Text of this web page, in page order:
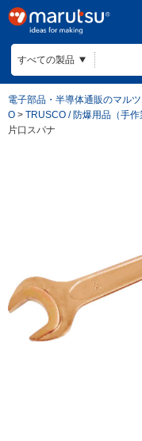
電子部品・半導体通販のマル
O > TRUSCO / 防爆用品（手作
片口スパナ